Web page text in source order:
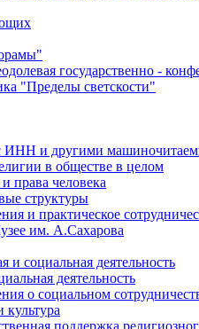
государственно -
"Пределы светскости"
ИНН и другими
в обществе в целом
права человека
структуры
и практическое
им. А.Сахарова
и социальная деятельность
деятельность
о социальном
культура